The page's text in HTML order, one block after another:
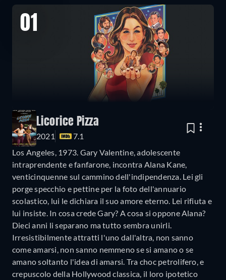
01
Licorice Pizza
2021
7.1
Los Angeles, 1973. Gary Valentine, adolescente
intraprendente e fanfarone, incontra Alana Kane,
venticinquenne sul cammino dell'indipendenza. Lei gli
porge specchio e pettine per la foto dell'annuario
scolastico, lui le dichiara il suo amore eterno. Lei rifiuta e
lui insiste. In cosa crede Gary? A cosa si oppone Alana?
Dieci anni li separano ma tutto sembra unirli.
Irresistibilmente attratti l'uno dall'altra, non sanno
come amarsi, non sanno nemmeno se si amano o se
amano soltanto l'idea di amarsi. Tra choc petrolifero, e
crepuscolo della Hollywood classica, il loro ipotetico